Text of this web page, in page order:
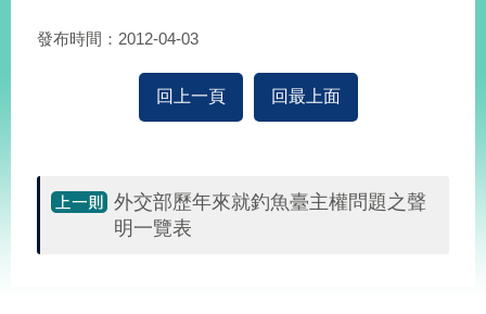
發布時間：2012-04-03
回上一頁 回最上面
外交部歷年來就釣魚臺主權問題之聲
明一覽表